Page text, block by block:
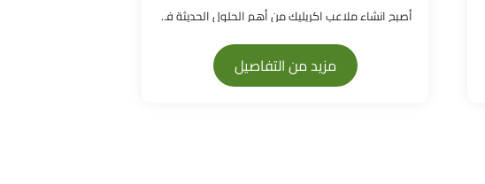
أصبح انشاء ملاعب اكريليك من أهم الحلول الحديثة في...
مزيد من التفاصيل